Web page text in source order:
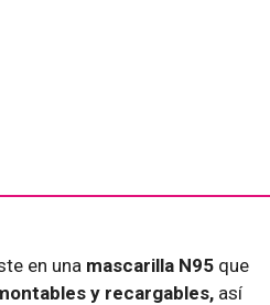
en una mascarilla N95 que
y recargables, así